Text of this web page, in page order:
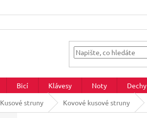
Bicí Klávesy Noty Dechy
Kusové struny Kovové kusové struny